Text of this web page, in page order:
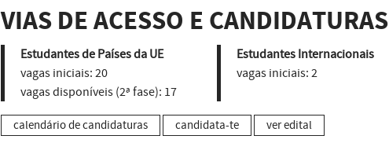
VIAS DE ACESSO E CANDIDATURAS
Estudantes de Países da UE
vagas iniciais: 20
vagas disponíveis (2ª fase): 17
Estudantes Internacionais
vagas iniciais: 2
calendário de candidaturas candidata-te ver edital